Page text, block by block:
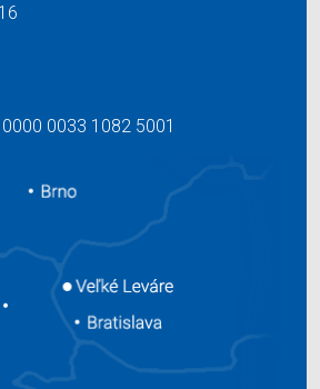
0033 1082 5001